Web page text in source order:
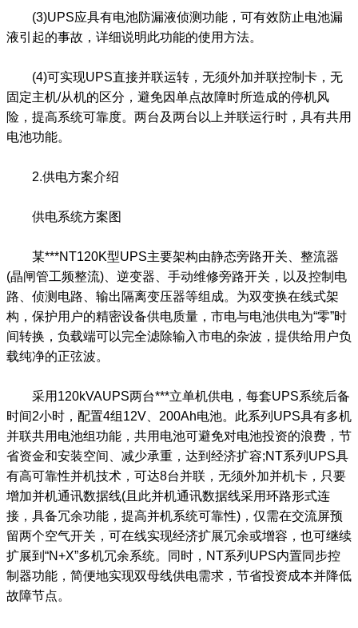
(3)UPS应具有电池防漏液侦测功能，可有效防止电池漏
液引起的事故，详细说明此功能的使用方法。
(4)可实现UPS直接并联运转，无须外加并联控制卡，无
固定主机/从机的区分，避免因单点故障时所造成的停机风
险，提高系统可靠度。两台及两台以上并联运行时，具有共用
电池功能。
2.供电方案介绍
供电系统方案图
某***NT120K型UPS主要架构由静态旁路开关、整流器
(晶闸管工频整流)、逆变器、手动维修旁路开关，以及控制电
路、侦测电路、输出隔离变压器等组成。为双变换在线式架
构，保护用户的精密设备供电质量，市电与电池供电为“零”时
间转换，负载端可以完全滤除输入市电的杂波，提供给用户负
载纯净的正弦波。
采用120kVAUPS两台***立单机供电，每套UPS系统后备
时间2小时，配置4组12V、200Ah电池。此系列UPS具有多机
并联共用电池组功能，共用电池可避免对电池投资的浪费，节
省资金和安装空间、减少承重，达到经济扩容;NT系列UPS具
有高可靠性并机技术，可达8台并联，无须外加并机卡，只要
增加并机通讯数据线(且此并机通讯数据线采用环路形式连
接，具备冗余功能，提高并机系统可靠性)，仅需在交流屏预
留两个空气开关，可在线实现经济扩展冗余或增容，也可继续
扩展到“N+X”多机冗余系统。同时，NT系列UPS内置同步控
制器功能，简便地实现双母线供电需求，节省投资成本并降低
故障节点。